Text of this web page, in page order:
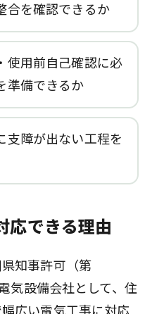
合を確認できるか
使用前自己確認に必
準備できるか
支障が出ない工程を
応できる理由
知事許可（第
気設備会社として、住